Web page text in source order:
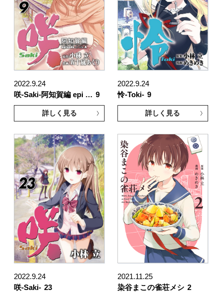
2022.9.24
咲-Saki-阿知賀編 epi … 9
詳しく見る
2022.9.24
怜-Toki- 9
詳しく見る
2022.9.24
咲-Saki- 23
2021.11.25
染谷まこの雀荘メシ 2